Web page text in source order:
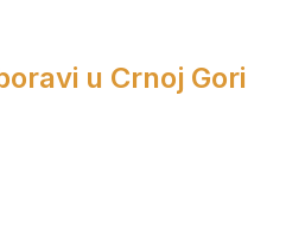
u Crnoj Gori